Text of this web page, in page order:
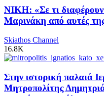
ΝΙΚΗ: «Σε τι
Μαρινάκη από αυτές
Skiathos Channel
16.8K
Στην ιστορική παλαιά
Μητροπολίτης